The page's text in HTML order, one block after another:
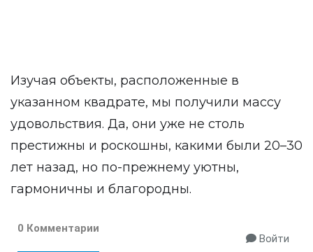
Изучая объекты, расположенные в
указанном квадрате, мы получили массу
удовольствия. Да, они уже не столь
престижны и роскошны, какими были 20–30
лет назад, но по-прежнему уютны,
гармоничны и благородны.
0 Комментарии
Войти